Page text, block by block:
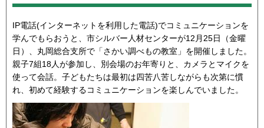
IP電話(インターネットを利用した電話)でコミュニケーションを
学んでもらおうと、市シルバー人材センターが12月25日（金曜
日）、丸岡総合支所で「さかい調べもの教室」を開催しました。
親子7組18人が参加し、別会場のお年寄りと、カメラとマイクを
使って会話。子どもたちは最初は四苦八苦しながらも次第に慣
れ、初めて経験するコミュニケーションを楽しんでいました。